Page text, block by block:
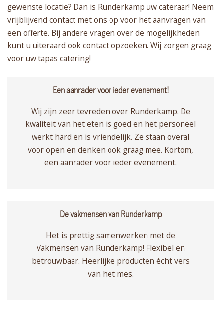
gewenste locatie? Dan is Runderkamp uw cateraar! Neem
vrijblijvend contact met ons op voor het aanvragen van
een offerte. Bij andere vragen over de mogelijkheden
kunt u uiteraard ook contact opzoeken. Wij zorgen graag
voor uw tapas catering!
Een aanrader voor ieder evenement!
Wij zijn zeer tevreden over Runderkamp. De
kwaliteit van het eten is goed en het personeel
werkt hard en is vriendelijk. Ze staan overal
voor open en denken ook graag mee. Kortom,
een aanrader voor ieder evenement.
De vakmensen van Runderkamp
Het is prettig samenwerken met de
Vakmensen van Runderkamp! Flexibel en
betrouwbaar. Heerlijke producten ècht vers
van het mes.